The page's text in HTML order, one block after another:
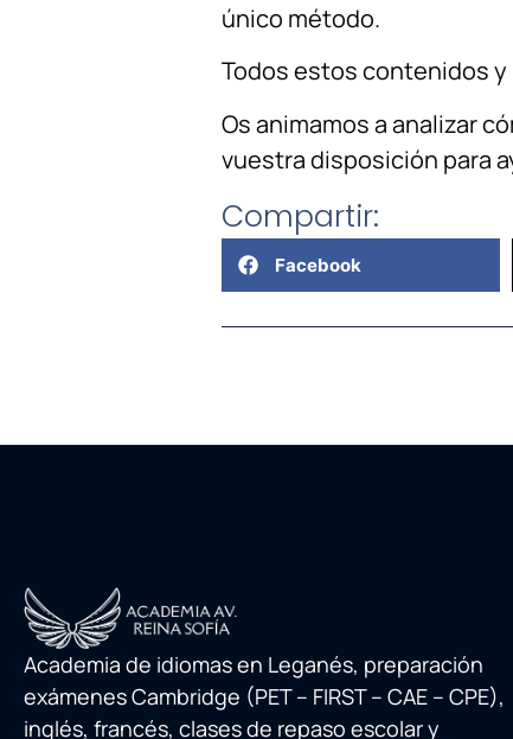
único método.
Todos estos contenidos
Os animamos a analizar
vuestra disposición para
Compartir:
Facebook
Academia de idiomas en Leganés, preparación
exámenes Cambridge (PET – FIRST – CAE – CPE),
inglés, francés, clases de repaso escolar y